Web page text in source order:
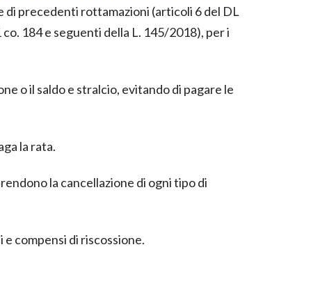
di precedenti rottamazioni (articoli 6 del DL
184 e seguenti della L. 145/2018), per i
o il saldo e stralcio, evitando di pagare le
la rata.
la cancellazione di ogni tipo di
e compensi di riscossione.